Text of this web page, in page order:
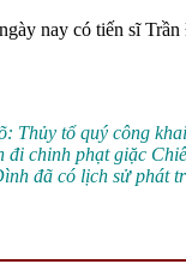
nay có tiến sĩ
Thủy tổ quý công
đi chinh phạt giặc
đã có lịch sử phát